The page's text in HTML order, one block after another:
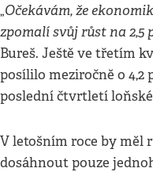
„Očekávám, že
zpomalí svůj růst na 2,5
Bureš. Ještě ve třetím
posílilo meziročně o 4,2
poslední čtvrtletí
V letošním roce by měl
dosáhnout pouze